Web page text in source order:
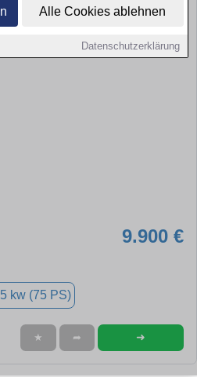
Alle Cookies ablehnen
Datenschutzerklärung
9.900 €
kw (75 PS)
★ ➦ ➜